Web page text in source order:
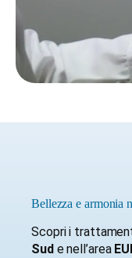
Bellezza e armonia
Scopri i
Sude nell’area